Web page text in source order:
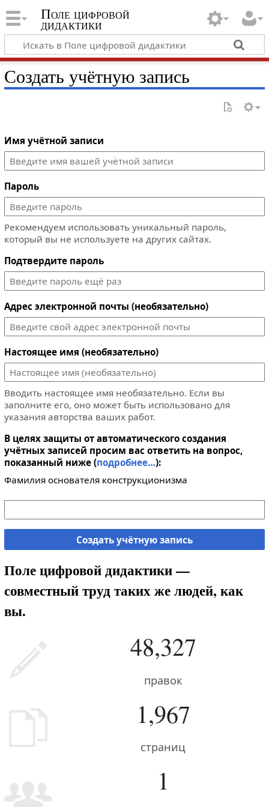
Поле цифровой
дидактики
Создать учётную запись
Имя учётной записи
Пароль
Рекомендуем использовать уникальный пароль,
который вы не используете на других сайтах.
Подтвердите пароль
Адрес электронной почты (необязательно)
Настоящее имя (необязательно)
Вводить настоящее имя необязательно. Если вы
заполните его, оно может быть использовано для
указания авторства ваших работ.
В целях защиты от автоматического создания
учётных записей просим вас ответить на вопрос,
показанный ниже (подробнее…):
Фамилия основателя конструкционизма
Создать учётную запись
Поле цифровой дидактики —
совместный труд таких же людей, как
вы.
48,327
правок
1,967
страниц
1